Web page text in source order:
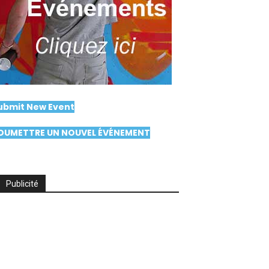
New Event
UN NOUVEL ÉVÉNEMENT
Publicité